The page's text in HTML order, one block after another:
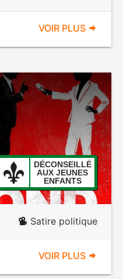
VOIR PLUS
DÉCONSEILLÉ
AUX JEUNES
ENFANTS
Satire politique
VOIR PLUS